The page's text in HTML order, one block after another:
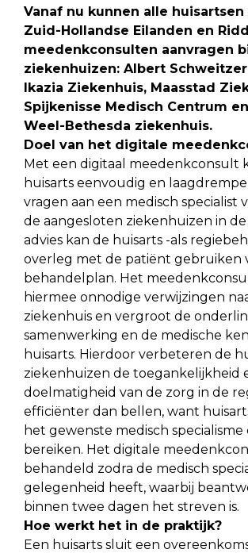
Vanaf nu kunnen alle
Zuid-Hollandse Eilanden en
meedenkconsulten aanvragen
ziekenhuizen: Albert
Ikazia Ziekenhuis, Maasstad
Spijkenisse Medisch Centrum
Weel-Bethesda ziekenhuis.
Doel van het digitale
Met een digitaal meedenkconsult
huisarts eenvoudig en
vragen aan een medisch specialist
de aangesloten ziekenhuizen in de
advies kan de huisarts -als
overleg met de patiënt gebruiken
behandelplan. Het
hiermee onnodige verwijzingen
ziekenhuis en vergroot de
samenwerking en de medische
huisarts. Hierdoor verbeteren de
ziekenhuizen de toegankelijkheid
doelmatigheid van de zorg in de
efficiënter dan bellen, want
het gewenste medisch specialisme
bereiken. Het digitale
behandeld zodra de medisch
gelegenheid heeft, waarbij
binnen twee dagen het streven is.
Hoe werkt het in de praktijk?
Een huisarts sluit een